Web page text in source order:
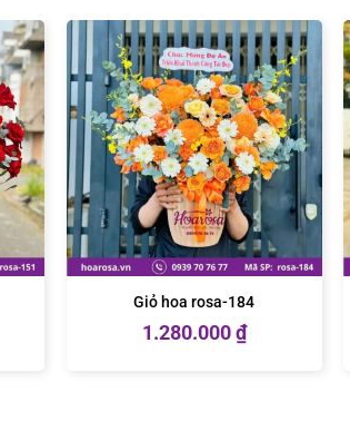
Giỏ hoa rosa-184
1.280.000₫